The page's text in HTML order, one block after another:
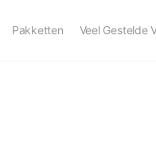
Pakketten Veel Gestelde